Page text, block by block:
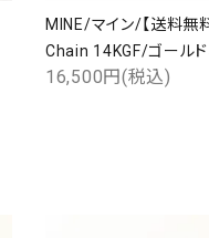
MINE/マイン/【送料無
Chain 14KGF/ゴールド
16,500円(税込)